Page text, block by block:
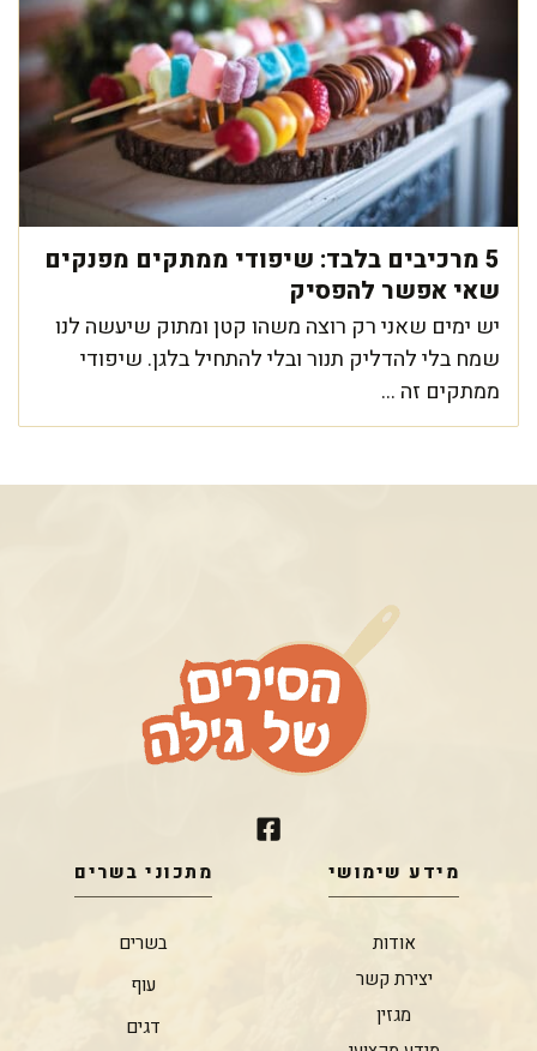
5 מרכיבים בלבד: שיפודי ממתקים מפנקים
שאי אפשר להפסיק
יש ימים שאני רק רוצה משהו קטן ומתוק שיעשה לנו
שמח בלי להדליק תנור ובלי להתחיל בלגן. שיפודי
ממתקים זה ...
מידע שימושי
אודות
יצירת קשר
מגזין
מתכוני בשרים
בשרים
עוף
דגים